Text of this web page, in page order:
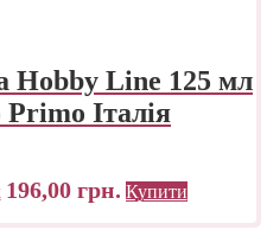
Hobby Line 125 мл
Primo Італія
196,00 грн. Купити